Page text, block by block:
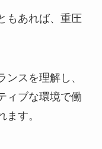
もあれば、重圧
スを理解し、
ィブな環境で働
す。